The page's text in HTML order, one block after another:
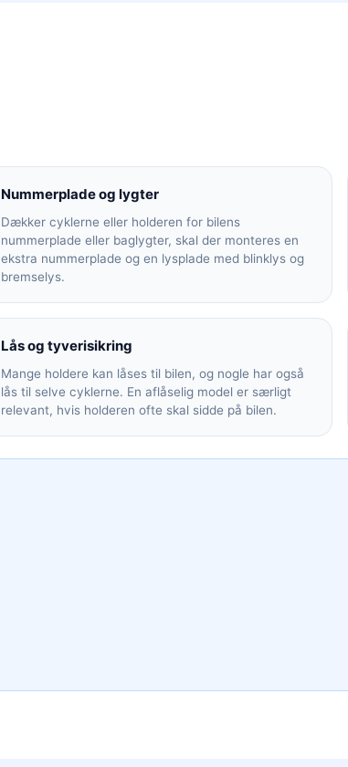
Nummerplade og lygter
Dækker cyklerne eller holderen for bilens
nummerplade eller baglygter, skal der monteres en
ekstra nummerplade og en lysplade med blinklys og
bremselys.
Lås og tyverisikring
Mange holdere kan låses til bilen, og nogle har også
lås til selve cyklerne. En aflåselig model er særligt
relevant, hvis holderen ofte skal sidde på bilen.